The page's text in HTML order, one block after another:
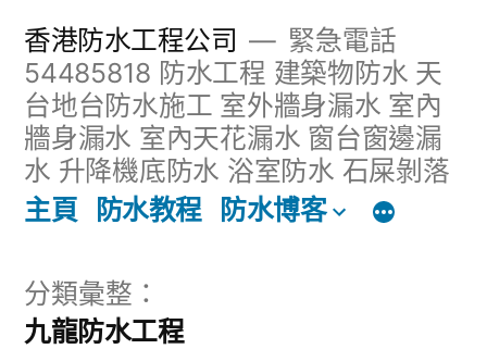
香港防水工程公司
緊急電話
54485818 防水工程 建築物防水 天
台地台防水施工 室外牆身漏水 室內
牆身漏水 室內天花漏水 窗台窗邊漏
水 升降機底防水 浴室防水 石屎剝落
主頁
防水教程 防水博客
分類彙整：
九龍防水工程